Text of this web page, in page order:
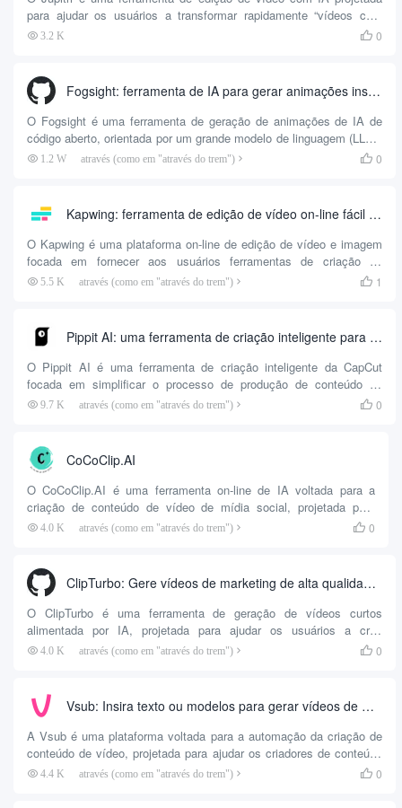
para ajudar os usuários a transformar rapidamente “vídeos com
falas” em vídeos curtos e envolventes. A ferramenta simplifica o
3.2 K  0
Fogsight: ferramenta de IA para gerar animações instrucionais com um clique
O Fogsight é uma ferramenta de geração de animações de IA de
código aberto, orientada por um grande modelo de linguagem (LLM).
Ela transforma conceitos abstratos ou palavras inseridas pelo
um tópico, como “Bubble Sort” ou “Law of Entropy Increase”, e o
Fogsight gera automaticamente uma animação contendo...
1.2 W através (como em "através do trem")  0
Kapwing: ferramenta de edição de vídeo on-line fácil de usar
O Kapwing é uma plataforma on-line de edição de vídeo e imagem
focada em fornecer aos usuários ferramentas de criação de
conteúdo fáceis de usar. Ela é adequada para criadores individuais,
colaboração em tempo real, semelhante à maneira como o Google
Docs funciona, em que os membros da equipe podem...
5.5 K através (como em "através do trem")  1
Pippit AI: uma ferramenta de criação inteligente para gerar vídeos e imagens de marketing em um clique
O Pippit AI é uma ferramenta de criação inteligente da CapCut
focada em simplificar o processo de produção de conteúdo de
marketing. Os usuários simplesmente inserem links de produtos ou
comércio eletrônico.
9.7 K através (como em "através do trem")  0
CoCoClip.AI
O CoCoClip.AI é uma ferramenta on-line de IA voltada para a
criação de conteúdo de vídeo de mídia social, projetada para
ajudar os usuários a gerar rapidamente vídeos curtos adequados
4.0 K através (como em "através do trem")  0
ClipTurbo: Gere vídeos de marketing de alta qualidade com um clique!
O ClipTurbo é uma ferramenta de geração de vídeos curtos
alimentada por IA, projetada para ajudar os usuários a criar
facilmente vídeos de marketing de alta qualidade. Ao utilizar a
TTS, além de renderizar vídeos usando manim. A ferramenta é
compatível com uma ampla variedade de plataformas, com
prioridade principal para o suporte...
4.0 K através (como em "através do trem")  0
Vsub: Insira texto ou modelos para gerar vídeos de marketing viral que não exigem que você mostre seu rosto
A Vsub é uma plataforma voltada para a automação da criação de
conteúdo de vídeo, projetada para ajudar os criadores de conteúdo
a gerar rapidamente vídeos sem rosto (vídeos sem rosto). Ela
4.4 K através (como em "através do trem")  0